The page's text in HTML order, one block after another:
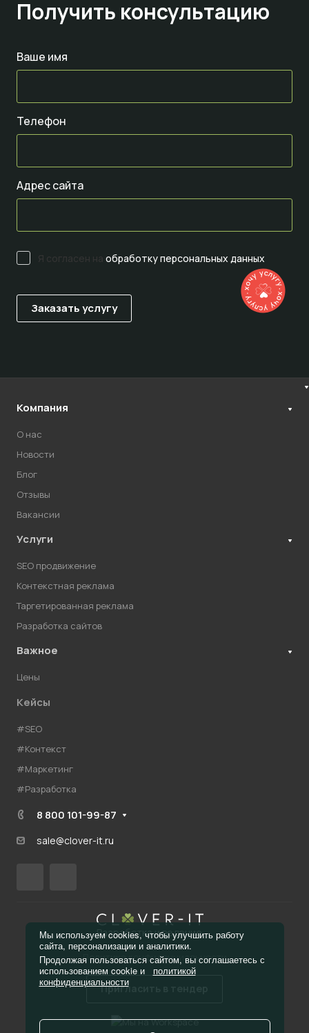
Получить консультацию
Ваше имя
Телефон
Адрес сайта
Я согласен на обработку персональных данных
Компания
О нас
Новости
Блог
Отзывы
Вакансии
Услуги
SEO продвижение
Контекстная реклама
Таргетированная реклама
Разработка сайтов
Важное
Цены
Кейсы
#SEO
#Контекст
#Маркетинг
#Разработка
8 800 101-99-87
sale@clover-it.ru
Пригласить в тендер
Политика конфиденциальности
Разработка и ведение
Мы используем cookies, чтобы улучшить работу
сайта, персонализации и аналитики.
Продолжая пользоваться сайтом, вы соглашаетесь с
использованием cookie и
политикой
конфиденциальности